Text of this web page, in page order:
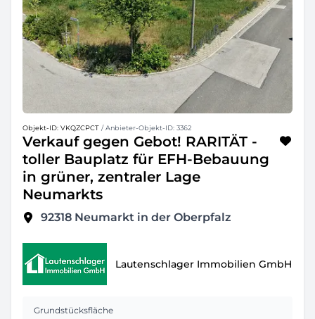
Objekt-ID: VKQZCPCT / Anbieter-Objekt-ID: 3362
Verkauf gegen Gebot! RARITÄT -
toller Bauplatz für EFH-Bebauung
in grüner, zentraler Lage
Neumarkts
92318 Neumarkt in der Oberpfalz
Lautenschlager Immobilien GmbH
Grundstücksfläche